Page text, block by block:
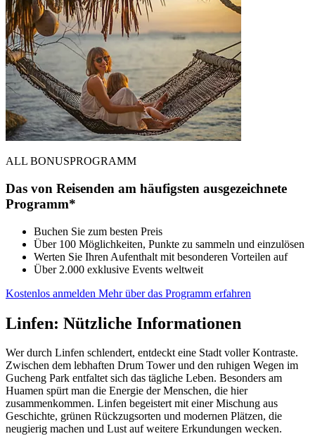
ALL BONUSPROGRAMM
Das von Reisenden am häufigsten ausgezeichnete
Programm*
Buchen Sie zum besten Preis
Über 100 Möglichkeiten, Punkte zu sammeln und einzulösen
Werten Sie Ihren Aufenthalt mit besonderen Vorteilen auf
Über 2.000 exklusive Events weltweit
Kostenlos anmelden Mehr über das Programm erfahren
Linfen: Nützliche Informationen
Wer durch Linfen schlendert, entdeckt eine Stadt voller Kontraste.
Zwischen dem lebhaften Drum Tower und den ruhigen Wegen im
Gucheng Park entfaltet sich das tägliche Leben. Besonders am
Huamen spürt man die Energie der Menschen, die hier
zusammenkommen. Linfen begeistert mit einer Mischung aus
Geschichte, grünen Rückzugsorten und modernen Plätzen, die
neugierig machen und Lust auf weitere Erkundungen wecken.